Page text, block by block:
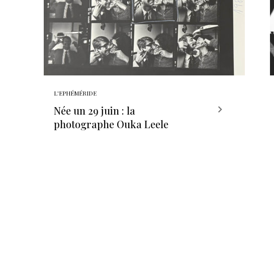
L'EPHÉMÉRIDE
Née un 29 juin : la
photographe Ouka Leele